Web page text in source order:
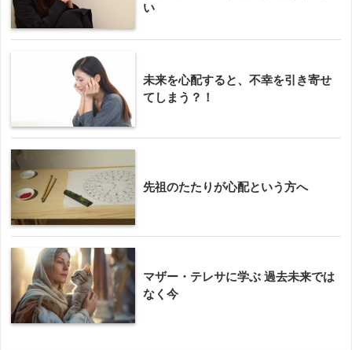
い
未来を心配すると、不幸を引き寄せ
てしまう？！
先祖のたたりが心配という方へ
マザー・テレサに学ぶ 過去未来では
なく今